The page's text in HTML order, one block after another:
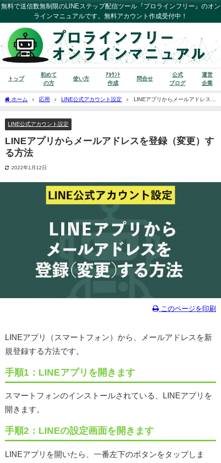
無料で送信数無制限のLINEステップ配信ツール『プロラインフリー』のオン
ラインマニュアルです。無料アカウント作成受付中！
トップ
初めて
の方
使い方
ｱｶｳﾝﾄ
作成
問合せ
公式
ブログ
運営
企業
ホーム 応用 LINE公式アカウント設定
LINEアプリからメールアドレスを
登録（変更）する方法
LINE公式アカウント設定
LINEアプリからメールアドレスを登録（変更）す
る方法
2022年1月12日
このページを印刷
LINEアプリ（スマートフォン）から、メールアドレスを新
規登録する方法です。
手順1：LINEアプリを開きます
スマートフォンのインストールされている、LINEアプリを
開きます。
手順2：LINEの設定画面を開きます
LINEアプリを開いたら、一番左下のボタンをタップしま